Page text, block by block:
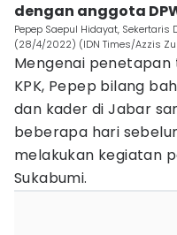
dengan anggota
Pepep Saepul Hidayat, Sekertaris
(28/4/2022) (IDN Times/Azzis
Mengenai penetapan
KPK, Pepep bilang
dan kader di Jabar
beberapa hari
melakukan kegiatan
Sukabumi.